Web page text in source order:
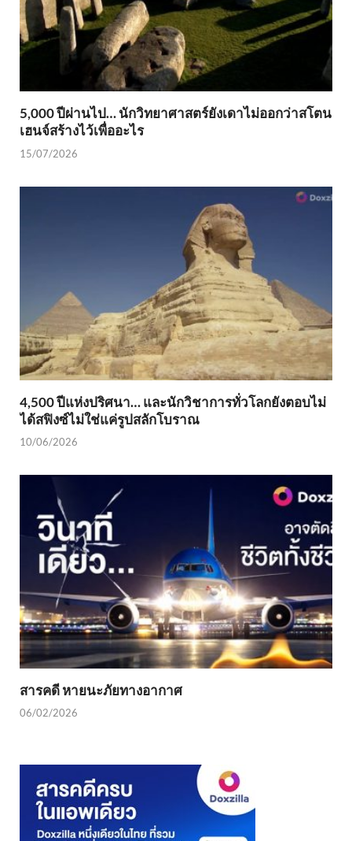
5,000 ปีผ่านไป… นักวิทยาศาสตร์ยังเดาไม่ออกว่าสโตน
เฮนจ์สร้างไว้เพื่ออะไร
15/07/2026
4,500 ปีแห่งปริศนา… และนักวิชาการทั่วโลกยังตอบไม่
ได้สฟิงซ์ไม่ใช่แค่รูปสลักโบราณ
10/06/2026
สารคดี หายนะภัยทางอากาศ
06/02/2026